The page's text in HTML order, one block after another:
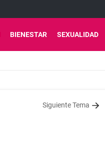
BIENESTAR SEXUALIDAD
Siguiente Tema